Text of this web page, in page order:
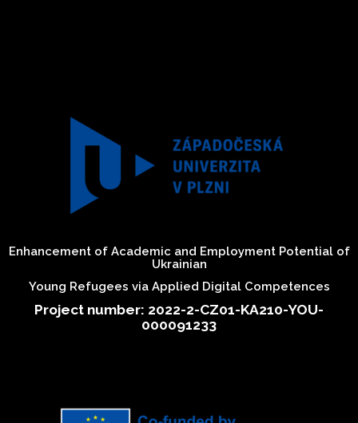
Enhancement of Academic and Employment Potential of
Ukrainian
Young Refugees via Applied Digital Competences
Project number: 2022-2-CZ01-KA210-YOU-
000091233